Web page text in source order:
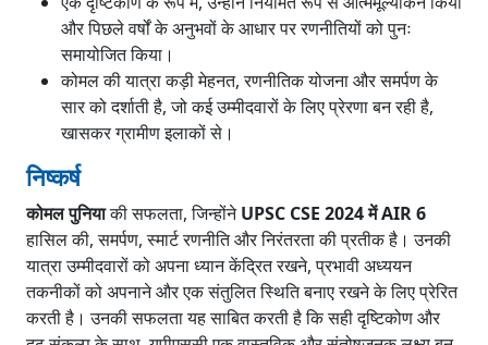
और पिछले वर्षों के अनुभवों के आधार पर रणनीतियों को पुनः
समायोजित किया।
कोमल की यात्रा कड़ी मेहनत, रणनीतिक योजना और समर्पण के
सार को दर्शाती है, जो कई उम्मीदवारों के लिए प्रेरणा बन रही है,
खासकर ग्रामीण इलाकों से।
निष्कर्ष
कोमल पुनियाकी सफलता, जिन्होंनेUPSC CSE 2024 में AIR 6
हासिल की, समर्पण, स्मार्ट रणनीति और निरंतरता की प्रतीक है। उनकी
यात्रा उम्मीदवारों को अपना ध्यान केंद्रित रखने, प्रभावी अध्ययन
तकनीकों को अपनाने और एक संतुलित स्थिति बनाए रखने के लिए प्रेरित
करती है। उनकी सफलता यह साबित करती है कि सही दृष्टिकोण और